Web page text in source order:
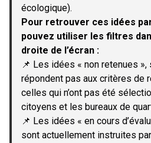
écologique).
Pour retrouver ces idées
pouvez utiliser les filtres
droite de l’écran :
📌 Les idées « non retenues
répondent pas aux critères de
celles qui n’ont pas été
citoyens et les bureaux de
📌 Les idées « en cours
sont actuellement instruites